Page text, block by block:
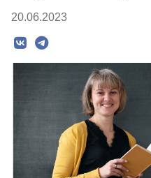
20.06.2023